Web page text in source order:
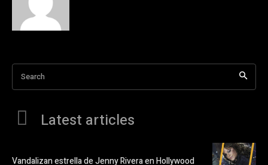
Search
Latest articles
Vandalizan estrella de Jenny Rivera en Hollywood